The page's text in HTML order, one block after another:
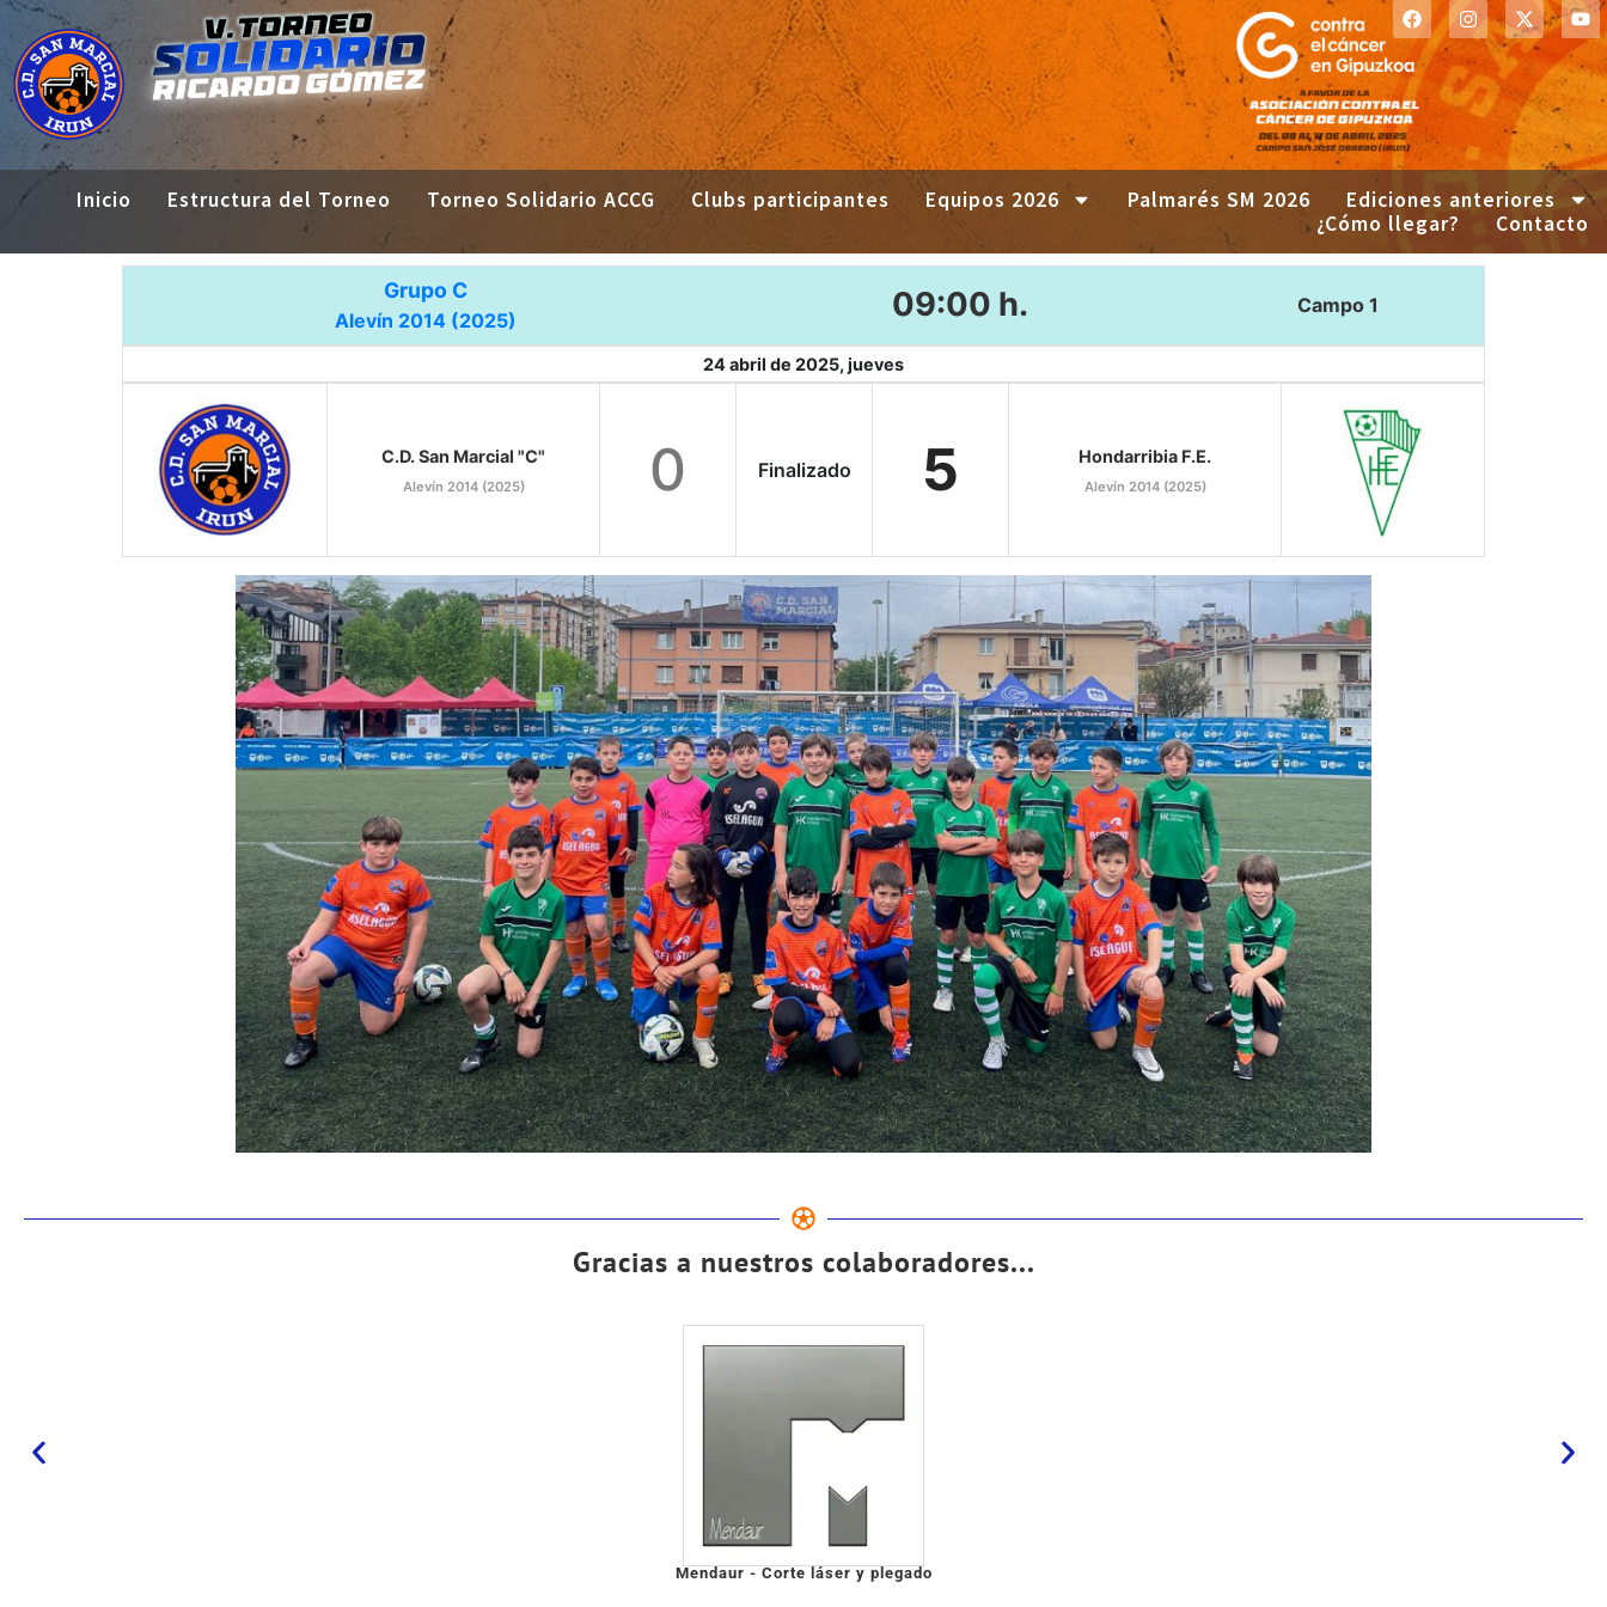
Inicio Estructura del Torneo Torneo Solidario ACCG Clubs participantes Equipos 2026 Palmarés SM 2026
Ediciones anteriores
¿Cómo llegar?
Contacto
Grupo C
Alevín 2014 (2025) 09:00 h. Campo 1
24 abril de 2025, jueves
C.D. San Marcial "C"
Alevín 2014 (2025) 0 Finalizado 5 Hondarribia F.E.
Alevín 2014 (2025)
Gracias a nuestros colaboradores...
Mendaur - Corte láser y plegado